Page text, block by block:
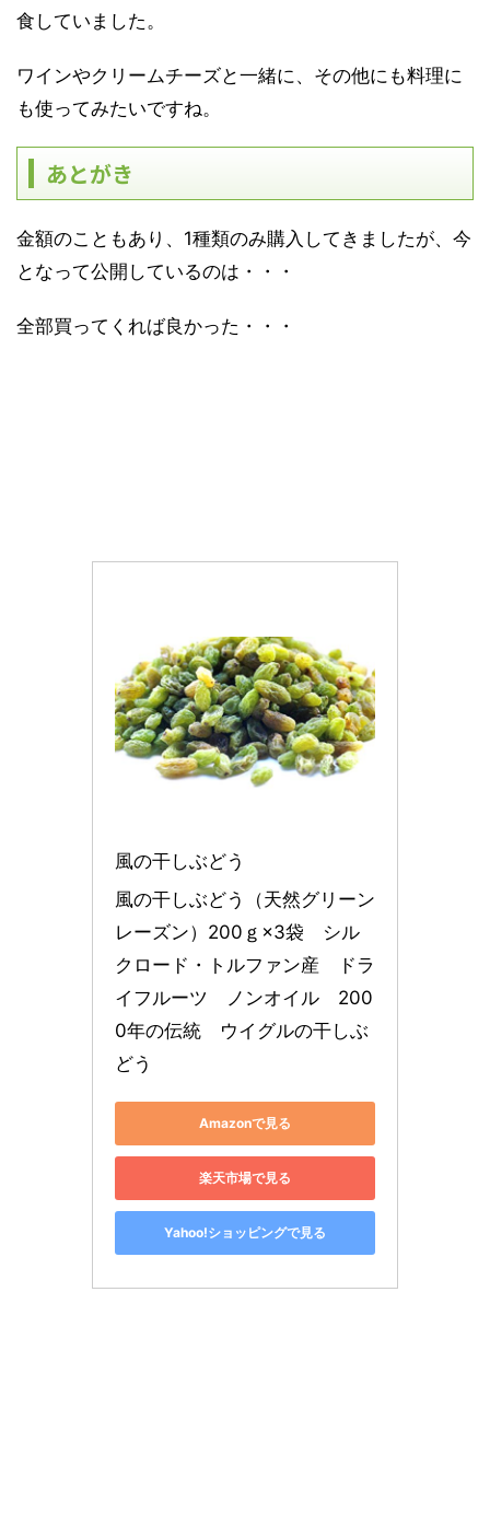
食していました。
ワインやクリームチーズと一緒に、その他にも料理に
も使ってみたいですね。
あとがき
金額のこともあり、1種類のみ購入してきましたが、今
となって公開しているのは・・・
全部買ってくれば良かった・・・
風の干しぶどう
風の干しぶどう（天然グリーン
レーズン）200ｇ×3袋　シル
クロード・トルファン産　ドラ
イフルーツ　ノンオイル　200
0年の伝統　ウイグルの干しぶ
どう
Amazonで見る
楽天市場で見る
Yahoo!ショッピングで見る